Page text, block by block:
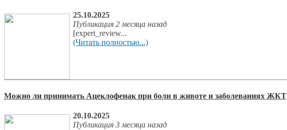
25.10.2025
Публикация 2 месяца назад
[expert_review...
(Читать полностью...)
Можно ли принимать Ацеклофенак при боли в животе и заболеваниях ЖКТ
20.10.2025
Публикация 3 месяца назад